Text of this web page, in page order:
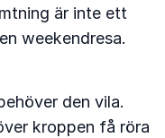
är inte ett
weekendresa.
den vila.
kroppen få röra